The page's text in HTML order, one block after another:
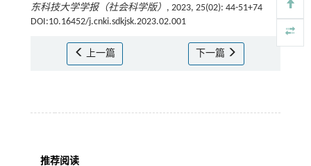
东科技大学学报（社会科学版） , 2023, 25(02): 44-51+74
DOI:10.16452/j.cnki.sdkjsk.2023.02.001
上一篇 下一篇